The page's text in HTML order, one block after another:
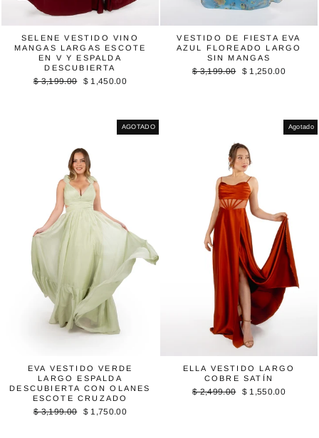
SELENE VESTIDO VINO
MANGAS LARGAS ESCOTE
EN V Y ESPALDA
DESCUBIERTA
Precio
$ 3,199.00
Precio
$ 1,450.00
VESTIDO DE FIESTA EVA
AZUL FLOREADO LARGO
SIN MANGAS
Precio
$ 3,199.00
Precio
$ 1,250.00
AGOTADO
EVA VESTIDO VERDE
LARGO ESPALDA
DESCUBIERTA CON OLANES
ESCOTE CRUZADO
Precio
$ 3,199.00
Precio
$ 1,750.00
Agotado
ELLA VESTIDO LARGO
COBRE SATÍN
Precio
$ 2,499.00
Precio
$ 1,550.00